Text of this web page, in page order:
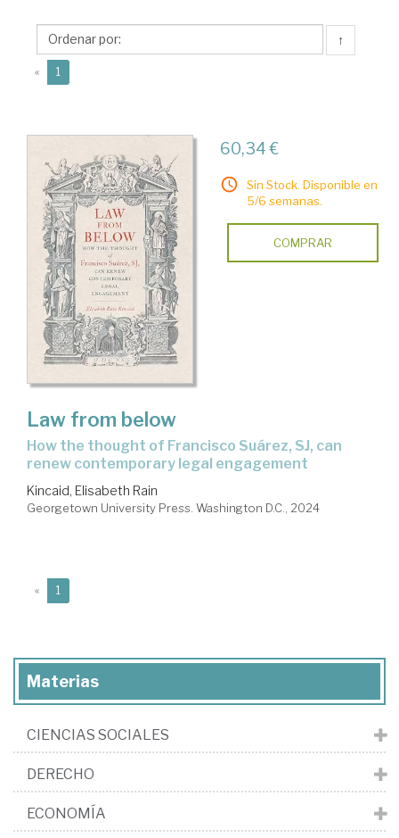
Rain
↑
« 1
60,34 €
Sin Stock. Disponible en
5/6 semanas.
COMPRAR
Law from below
how the thought of Francisco Suárez, SJ, can
renew contemporary legal engagement
Kincaid, Elisabeth Rain
Georgetown University Press. Washington D.C., 2024
« 1
Materias
CIENCIAS SOCIALES
DERECHO
ECONOMÍA